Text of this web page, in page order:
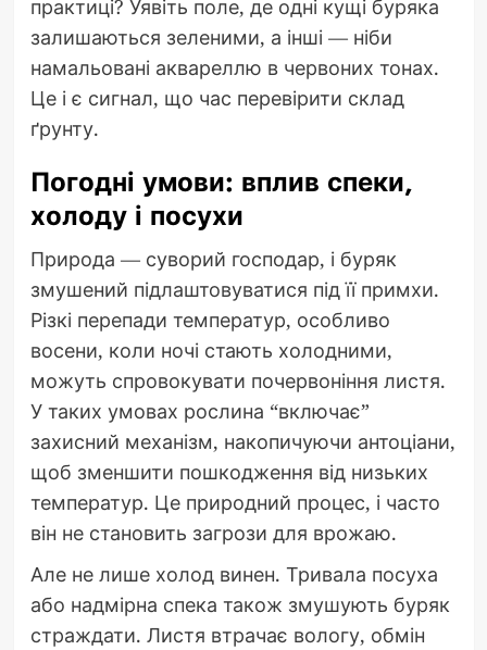
практиці? Уявіть поле, де одні кущі буряка
залишаються зеленими, а інші — ніби
намальовані аквареллю в червоних тонах.
Це і є сигнал, що час перевірити склад
ґрунту.
Погодні умови: вплив спеки,
холоду і посухи
Природа — суворий господар, і буряк
змушений підлаштовуватися під її примхи.
Різкі перепади температур, особливо
восени, коли ночі стають холодними,
можуть спровокувати почервоніння листя.
У таких умовах рослина “включає”
захисний механізм, накопичуючи антоціани,
щоб зменшити пошкодження від низьких
температур. Це природний процес, і часто
він не становить загрози для врожаю.
Але не лише холод винен. Тривала посуха
або надмірна спека також змушують буряк
страждати. Листя втрачає вологу, обмін